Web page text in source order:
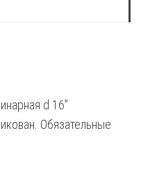
d 16”
Обязательные